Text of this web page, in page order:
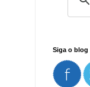
Siga o blog